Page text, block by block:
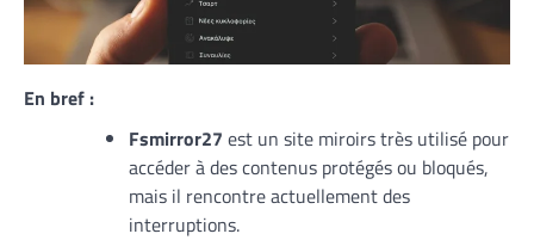
En bref :
Fsmirror27 est un site miroirs très utilisé pour
accéder à des contenus protégés ou bloqués,
mais il rencontre actuellement des
interruptions.